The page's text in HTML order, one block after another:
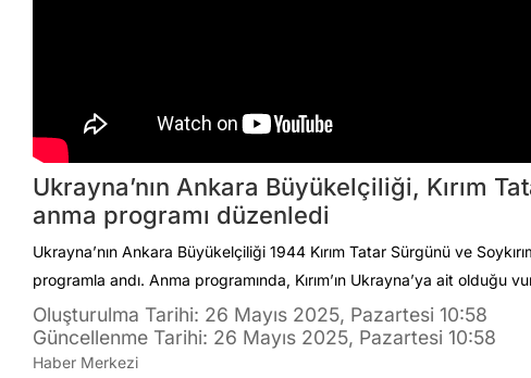
Ukrayna’nın Ankara Büyükelçiliği, Kırım
anma programı düzenledi
Ukrayna’nın Ankara Büyükelçiliği 1944 Kırım Tatar Sürgünü ve
programla andı. Anma programında, Kırım’ın Ukrayna’ya ait olduğu
Oluşturulma Tarihi: 26 Mayıs 2025, Pazartesi 10:58
Güncellenme Tarihi: 26 Mayıs 2025, Pazartesi 10:58
Haber Merkezi